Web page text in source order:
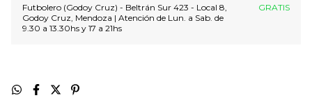
Futbolero (Godoy Cruz) - Beltrán Sur 423 - Local 8,
Godoy Cruz, Mendoza | Atención de Lun. a Sab. de
9.30 a 13.30hs y 17 a 21hs
GRATIS